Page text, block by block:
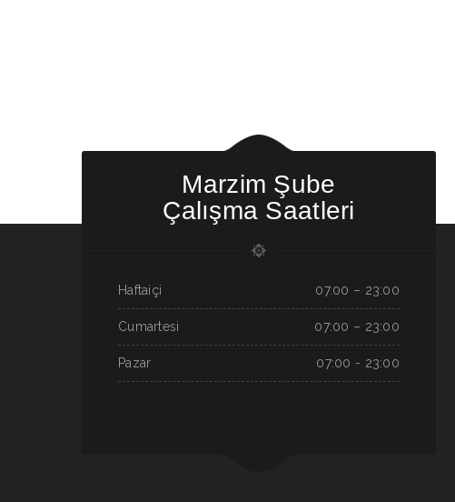
Marzim Şube
Çalışma Saatleri
Haftaiçi 07.00 – 23:00
Cumartesi 07:00 – 23:00
Pazar 07:00 - 23:00